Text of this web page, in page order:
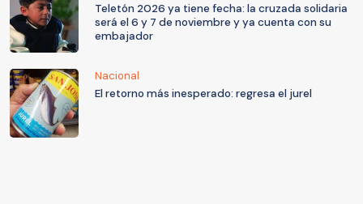
Teletón 2026 ya tiene fecha: la cruzada solidaria
será el 6 y 7 de noviembre y ya cuenta con su
embajador
Nacional
El retorno más inesperado: regresa el jurel